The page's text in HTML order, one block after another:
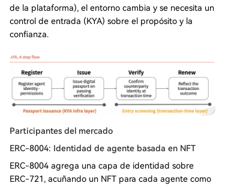
de la plataforma), el entorno cambia y se necesita un
control de entrada (KYA) sobre el propósito y la
confianza.
Participantes del mercado
ERC-8004: Identidad de agente basada en NFT
ERC-8004 agrega una capa de identidad sobre
ERC-721, acuñando un NFT para cada agente como